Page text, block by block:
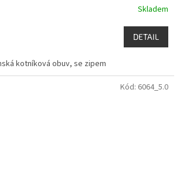
Skladem
DETAIL
kotníková obuv, se zipem
Kód: 6064_5.0